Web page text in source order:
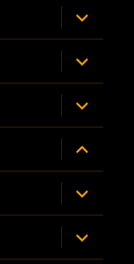
展
开
子
菜
单
展
开
子
菜
单
展
开
子
菜
单
展
开
子
菜
单
展
开
子
菜
单
展
开